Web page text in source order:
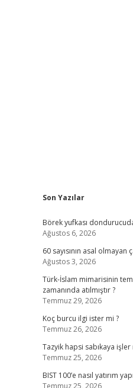
Sidebar
Son Yazılar
Börek yufkası
Ağustos 6, 2026
60 sayısının asal olmayan
Ağustos 3, 2026
Türk-İslam mimarisinin
zamanında atılmıştır ?
Temmuz 29, 2026
Koç burcu ilgi ister mi ?
Temmuz 26, 2026
Tazyik hapsi sabıkaya işler
Temmuz 25, 2026
BIST 100’e nasıl yatırım
Temmuz 25, 2026